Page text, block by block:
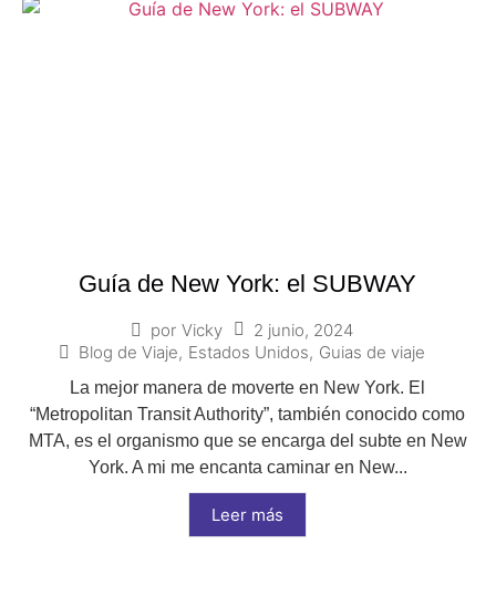
Guía de New York: el SUBWAY
por Vicky
2 junio, 2024
Blog de Viaje, Estados Unidos, Guias de viaje
La mejor manera de moverte en New York. El
“Metropolitan Transit Authority”, también conocido como
MTA, es el organismo que se encarga del subte en New
York. A mi me encanta caminar en New...
Leer más